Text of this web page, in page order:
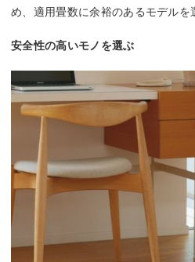
め、適用畳数に余裕のあるモデルを
安全性の高いモノを選ぶ